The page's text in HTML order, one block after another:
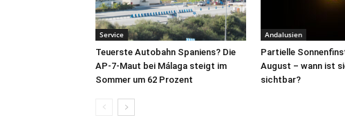
Service
Teuerste Autobahn Spaniens? Die
AP-7-Maut bei Málaga steigt im
Sommer um 62 Prozent
Andalusien
Partielle
August – wann ist
sichtbar?